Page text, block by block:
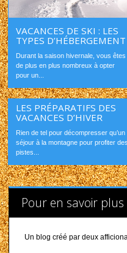
VACANCES DE SKI : LES
TYPES D’HÉBERGEMENT
Durant la saison hivernale, vous êtes
de plus en plus nombreux à opter
pour un...
LES PRÉPARATIFS DES
VACANCES D’HIVER
Rien de tel pour décompresser qu’un
séjour à la montagne pour profiter des
pistes...
Pour en savoir plus
Un blog créé par deux